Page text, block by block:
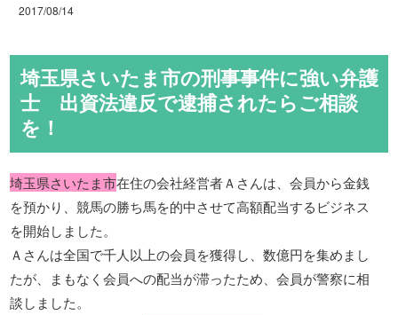
2017/08/14
埼玉県さいたま市の刑事事件に強い弁護
士 出資法違反で逮捕されたらご相談
を！
埼玉県さいたま市在住の会社経営者Ａさんは、会員から金銭
を預かり、競馬の勝ち馬を的中させて高額配当するビジネス
を開始しました。
Ａさんは全国で千人以上の会員を獲得し、数億円を集めまし
たが、まもなく会員への配当が滞ったため、会員が警察に相
談しました。